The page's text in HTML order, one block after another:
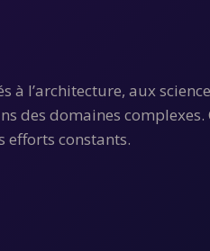
l’architecture, aux
des domaines complexes.
efforts constants.